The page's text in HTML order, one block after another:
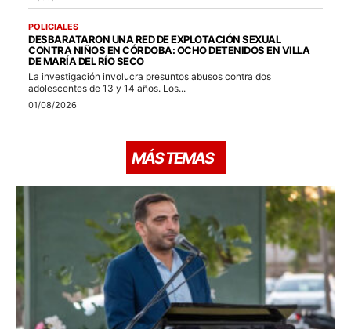
POLICIALES
DESBARATARON UNA RED DE EXPLOTACIÓN SEXUAL
CONTRA NIÑOS EN CÓRDOBA: OCHO DETENIDOS EN VILLA
DE MARÍA DEL RÍO SECO
La investigación involucra presuntos abusos contra dos
adolescentes de 13 y 14 años. Los...
01/08/2026
MÁS TEMAS